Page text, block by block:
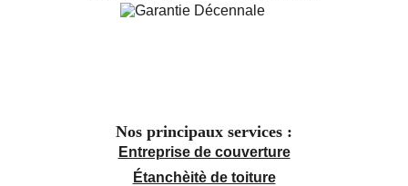
Nos principaux services :
Entreprise de couverture
Étanchèitè de toiture